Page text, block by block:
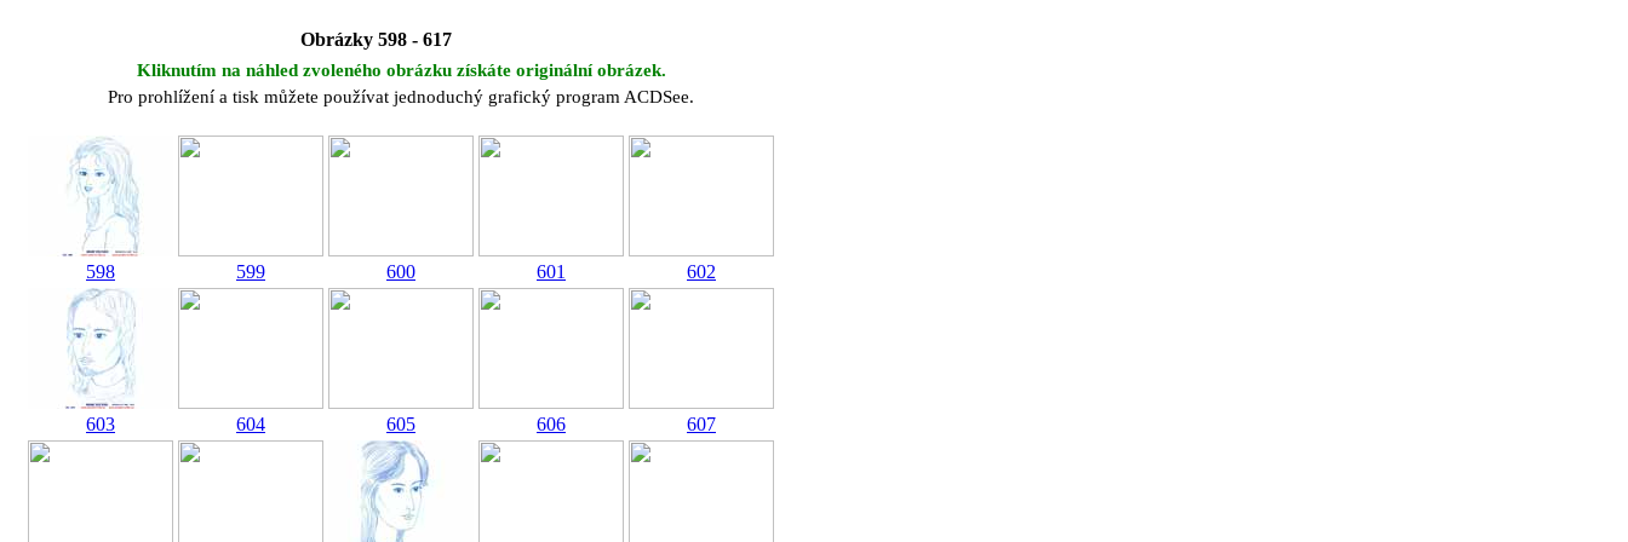
Obrázky 598 - 617
Kliknutím na náhled zvoleného obrázku získáte originální obrázek.
Pro prohlížení a tisk můžete používat jednoduchý grafický program ACDSee.
598 599 600 601 602
603 604 605 606 607